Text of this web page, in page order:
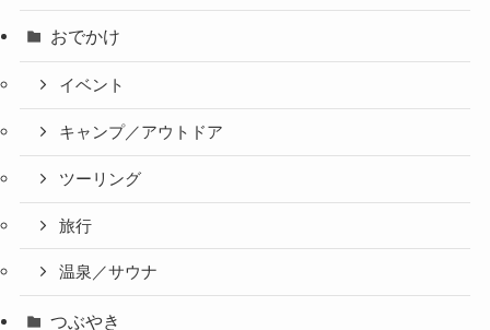
おでかけ
イベント
キャンプ／アウトドア
ツーリング
旅行
温泉／サウナ
つぶやき